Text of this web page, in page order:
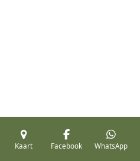
Kaart Facebook WhatsApp